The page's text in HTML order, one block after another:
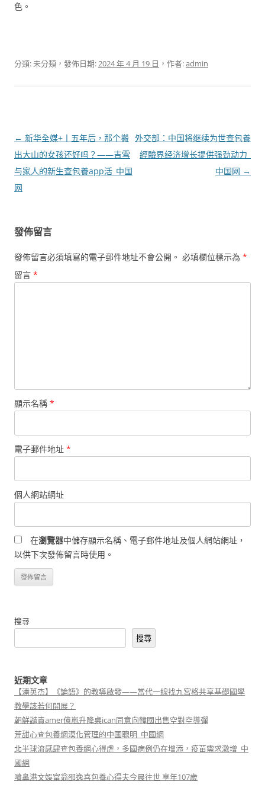
色。
分類: 未分類，發佈日期:2024 年 4 月 19 日 ，作者:admin
文
章
導
覽
← 新华全媒+丨五年后，那个搬
出大山的女孩还好吗？——吉雪
与家人的新生查包養app活_中国
网
外交部：中国将继续为世查包養
經驗界经济增长提供强劲动力_
中国网 →
發佈留言
發佈留言必須填寫的電子郵件地址不會公開。 必填欄位標示為 *
留言 *
顯示名稱 *
電子郵件地址 *
個人網站網址
在瀏覽器中儲存顯示名稱、電子郵件地址及個人網站網址，
以供下次發佈留言時使用。
搜尋
搜尋
近期文章
【潘英杰】《論語》的教導啟發——當代一線找九宮格共享基礎國學
教學該若何開展？
朝鮮譴責amer億嵐升降桌ican同意向韓國出售空對空導彈
荒甜心查包養網漠化管理的中國聰明_中國網
北半球流感肆查包養網心得虐，多國病例仍在增添，疫苗需求激增_中
國網
噴鼻港文娛富翁邵逸喜包養心得夫今晨往世 享年107歲